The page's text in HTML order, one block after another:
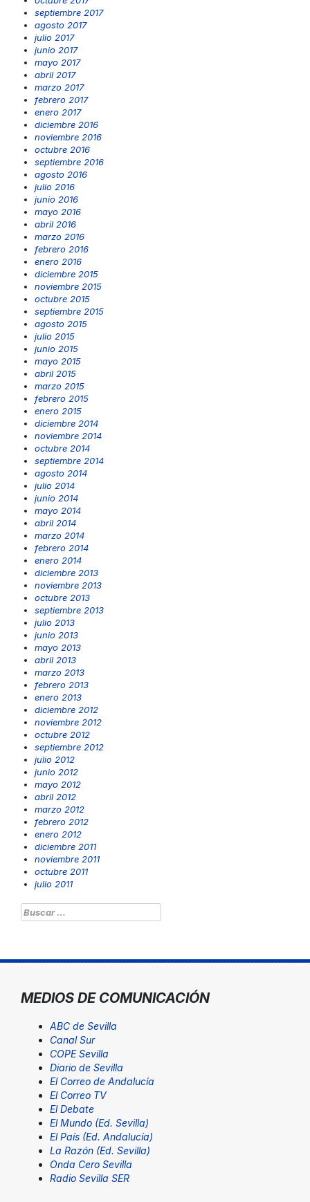
septiembre 2017
agosto 2017
julio 2017
junio 2017
mayo 2017
abril 2017
marzo 2017
febrero 2017
enero 2017
diciembre 2016
noviembre 2016
octubre 2016
septiembre 2016
agosto 2016
julio 2016
junio 2016
mayo 2016
abril 2016
marzo 2016
febrero 2016
enero 2016
diciembre 2015
noviembre 2015
octubre 2015
septiembre 2015
agosto 2015
julio 2015
junio 2015
mayo 2015
abril 2015
marzo 2015
febrero 2015
enero 2015
diciembre 2014
noviembre 2014
octubre 2014
septiembre 2014
agosto 2014
julio 2014
junio 2014
mayo 2014
abril 2014
marzo 2014
febrero 2014
enero 2014
diciembre 2013
noviembre 2013
octubre 2013
septiembre 2013
julio 2013
junio 2013
mayo 2013
abril 2013
marzo 2013
febrero 2013
enero 2013
diciembre 2012
noviembre 2012
octubre 2012
septiembre 2012
julio 2012
junio 2012
mayo 2012
abril 2012
marzo 2012
febrero 2012
enero 2012
diciembre 2011
noviembre 2011
octubre 2011
julio 2011
Buscar:
MEDIOS DE COMUNICACIÓN
ABC de Sevilla
Canal Sur
COPE Sevilla
Diario de Sevilla
El Correo de Andalucía
El Correo TV
El Debate
El Mundo (Ed. Sevilla)
El País (Ed. Andalucía)
La Razón (Ed. Sevilla)
Onda Cero Sevilla
Radio Sevilla SER